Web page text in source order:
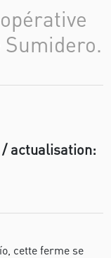
Sumidero.
actualisation:
cette ferme se